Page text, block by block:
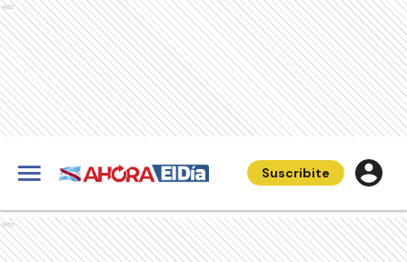
Ads
Suscribite
Ads